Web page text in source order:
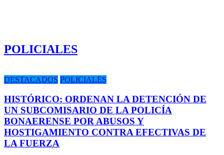
POLICIALES
DESTACADOS POLICIALES
HISTÓRICO: ORDENAN LA DETENCIÓN DE
UN SUBCOMISARIO DE LA POLICÍA
BONAERENSE POR ABUSOS Y
HOSTIGAMIENTO CONTRA EFECTIVAS DE
LA FUERZA